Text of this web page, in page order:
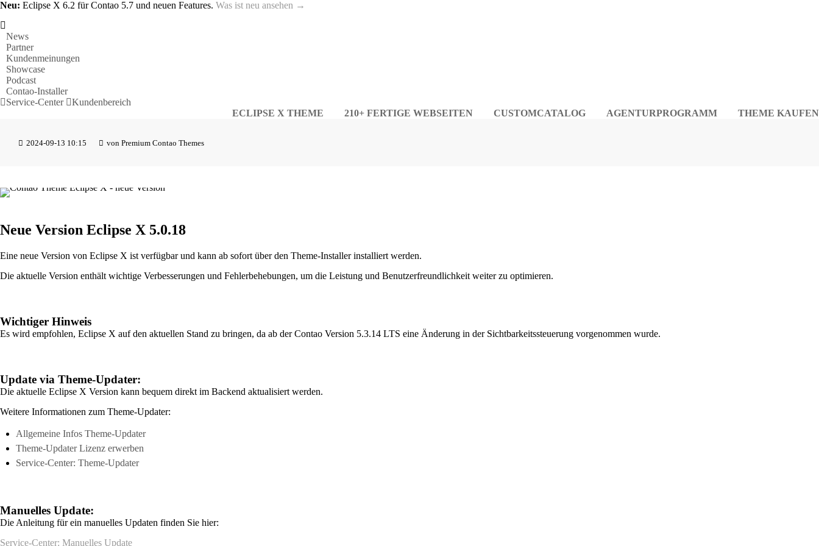
Neu: Eclipse X 6.2 für Contao 5.7 und neuen Features. Was ist neu ansehen →
News
Partner
Kundenmeinungen
Showcase
Podcast
Contao-Installer
Service-Center
Kundenbereich
ECLIPSE X THEME
210+ FERTIGE WEBSEITEN CUSTOMCATALOG AGENTURPROGRAMM THEME KAUFEN
2024-09-13 10:15 von Premium Contao Themes
Neue Version Eclipse X 5.0.18
Eine neue Version von Eclipse X ist verfügbar und kann ab sofort über den Theme-Installer installiert werden.
Die aktuelle Version enthält wichtige Verbesserungen und Fehlerbehebungen, um die Leistung und Benutzerfreundlichkeit weiter zu optimieren.
Wichtiger Hinweis
Es wird empfohlen, Eclipse X auf den aktuellen Stand zu bringen, da ab der Contao Version 5.3.14 LTS eine Änderung in der Sichtbarkeitssteuerung vorgenommen wurde.
Update via Theme-Updater:
Die aktuelle Eclipse X Version kann bequem direkt im Backend aktualisiert werden.
Weitere Informationen zum Theme-Updater:
Allgemeine Infos Theme-Updater
Theme-Updater Lizenz erwerben
Service-Center: Theme-Updater
Manuelles Update:
Die Anleitung für ein manuelles Updaten finden Sie hier:
Service-Center: Manuelles Update